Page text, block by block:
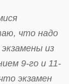
что надо
из
9-го и 11-
экзамен